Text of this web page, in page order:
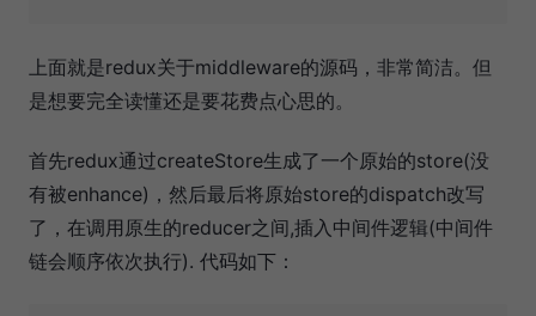
上面就是redux关于middleware的源码，非常简洁。但
是想要完全读懂还是要花费点心思的。
首先redux通过createStore生成了一个原始的store(没
有被enhance)，然后最后将原始store的dispatch改写
了，在调用原生的reducer之间,插入中间件逻辑(中间件
链会顺序依次执行). 代码如下：